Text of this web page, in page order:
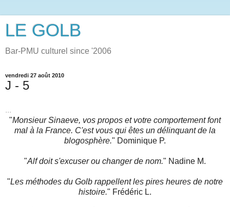
LE GOLB
Bar-PMU culturel since '2006
vendredi 27 août 2010
J - 5
...
"Monsieur Sinaeve, vos propos et votre comportement font
mal à la France. C'est vous qui êtes un délinquant de la
blogosphère." Dominique P.
"Alf doit s'excuser ou changer de nom." Nadine M.
"Les méthodes du Golb rappellent les pires heures de notre
histoire." Frédéric L.